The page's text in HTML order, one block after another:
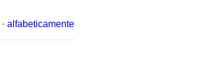
· alfabeticamente